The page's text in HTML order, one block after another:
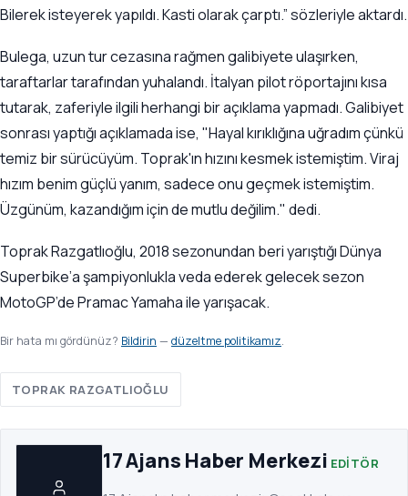
Bilerek isteyerek yapıldı. Kasti olarak çarptı.” sözleriyle aktardı.
Bulega, uzun tur cezasına rağmen galibiyete ulaşırken,
taraftarlar tarafından yuhalandı. İtalyan pilot röportajını kısa
tutarak, zaferiyle ilgili herhangi bir açıklama yapmadı. Galibiyet
sonrası yaptığı açıklamada ise, "Hayal kırıklığına uğradım çünkü
temiz bir sürücüyüm. Toprak'ın hızını kesmek istemiştim. Viraj
hızım benim güçlü yanım, sadece onu geçmek istemiştim.
Üzgünüm, kazandığım için de mutlu değilim." dedi.
Toprak Razgatlıoğlu, 2018 sezonundan beri yarıştığı Dünya
Superbike’a şampiyonlukla veda ederek gelecek sezon
MotoGP’de Pramac Yamaha ile yarışacak.
Bir hata mı gördünüz? Bildirin — düzeltme politikamız.
TOPRAK RAZGATLIOĞLU
17 Ajans Haber Merkezi EDITÖR